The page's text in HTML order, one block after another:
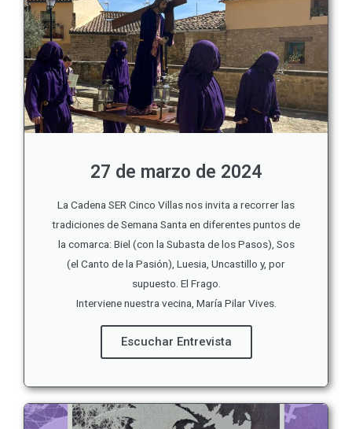
27 de marzo de 2024
La Cadena SER Cinco Villas nos invita a recorrer las
tradiciones de Semana Santa en diferentes puntos de
la comarca: Biel (con la Subasta de los Pasos), Sos
(el Canto de la Pasión), Luesia, Uncastillo y, por
supuesto. El Frago.
Interviene nuestra vecina, María Pilar Vives.
Escuchar Entrevista